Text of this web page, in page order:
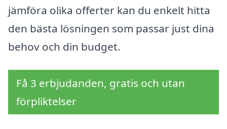
jämföra olika offerter kan du enkelt hitta
den bästa lösningen som passar just dina
behov och din budget.
Få 3 erbjudanden, gratis och utan
förpliktelser